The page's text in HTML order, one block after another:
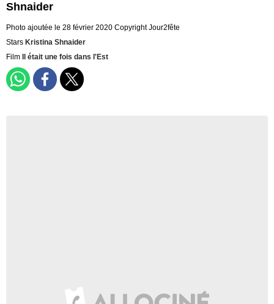
Shnaider
Photo ajoutée le 28 février 2020 Copyright Jour2fête
Stars Kristina Shnaider
Film
Il était une fois dans l'Est